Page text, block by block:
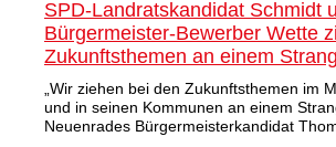
SPD-Landratskandidat Schmidt
Bürgermeister-Bewerber Wette
Zukunftsthemen an einem Strang
„Wir ziehen bei den Zukunftsthemen im
und in seinen Kommunen an einem
Neuenrades Bürgermeisterkandidat